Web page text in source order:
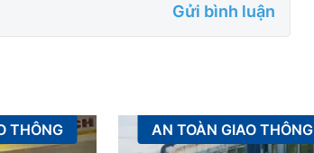
Gửi bình luận
THÔNG AN TOÀN GIAO THÔNG